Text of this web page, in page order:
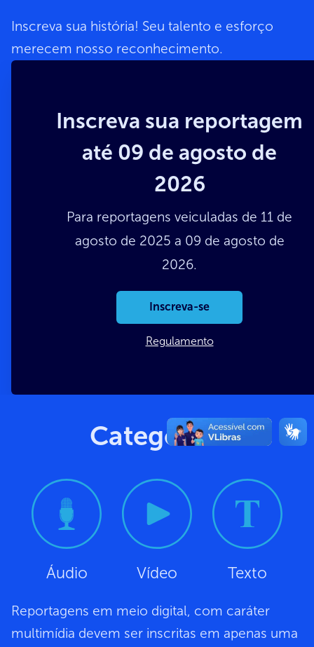
Inscreva sua história! Seu talento e esforço
merecem nosso reconhecimento.
Inscreva sua reportagem
até 09 de agosto de
2026
Para reportagens veiculadas de 11 de
agosto de 2025 a 09 de agosto de
2026.
Inscreva-se
Regulamento
Categorias
Áudio Vídeo Texto
Reportagens em meio digital, com caráter
multimídia devem ser inscritas em apenas uma